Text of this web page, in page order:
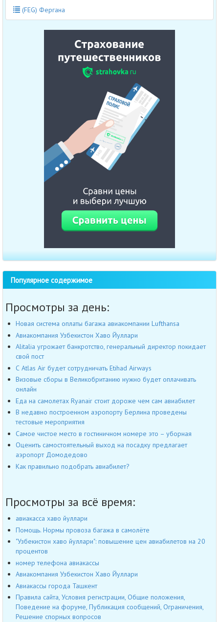
(FEG) Фергана
Популярное содержимое
Просмотры за день:
Новая система оплаты багажа авиакомпании Lufthansa
Авиакомпания Узбекистон Хаво Йуллари
Alitalia угрожает банкротство, генеральный директор покидает
свой пост
С Atlas Air будет сотрудничать Etihad Airways
Визовые сборы в Великобританию нужно будет оплачивать
онлайн
Еда на самолетах Ryanair стоит дороже чем сам авиабилет
В недавно построенном аэропорту Берлина проведены
тестовые мероприятия
Самое чистое место в гостиничном номере это – уборная
Оценить самостоятельный выход на посадку предлагает
аэропорт Домодедово
Как правильно подобрать авиабилет?
Просмотры за всё время:
авиакасса хаво йуллари
Помощь. Нормы провоза багажа в самолёте
"Узбекистон хаво йуллари": повышение цен авиабилетов на 20
процентов
номер телефона авиакассы
Авиакомпания Узбекистон Хаво Йуллари
Авиакассы города Ташкент
Правила сайта, Условия регистрации, Общие положения,
Поведение на форуме, Публикация сообщений, Ограничения,
Решение спорных вопросов